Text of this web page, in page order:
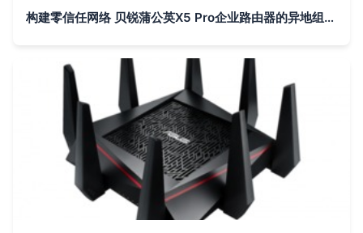
构建零信任网络 贝锐蒲公英X5 Pro企业路由器的异地组网实践